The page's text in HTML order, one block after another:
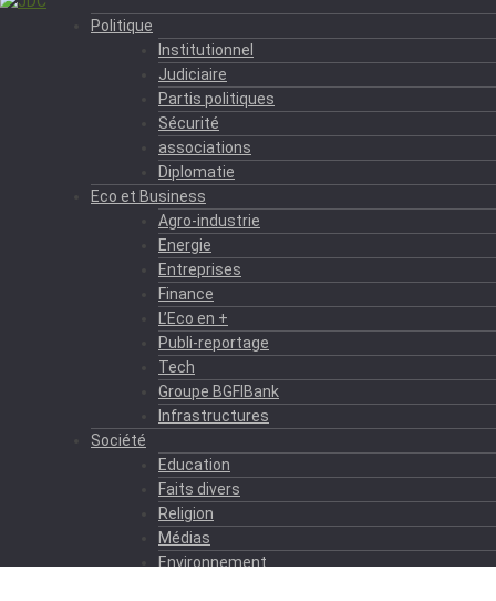
Politique
Institutionnel
Judiciaire
Partis politiques
Sécurité
associations
Diplomatie
Eco et Business
Agro-industrie
Energie
Entreprises
Finance
L’Eco en +
Publi-reportage
Tech
Groupe BGFIBank
Infrastructures
Société
Education
Faits divers
Religion
Médias
Environnement